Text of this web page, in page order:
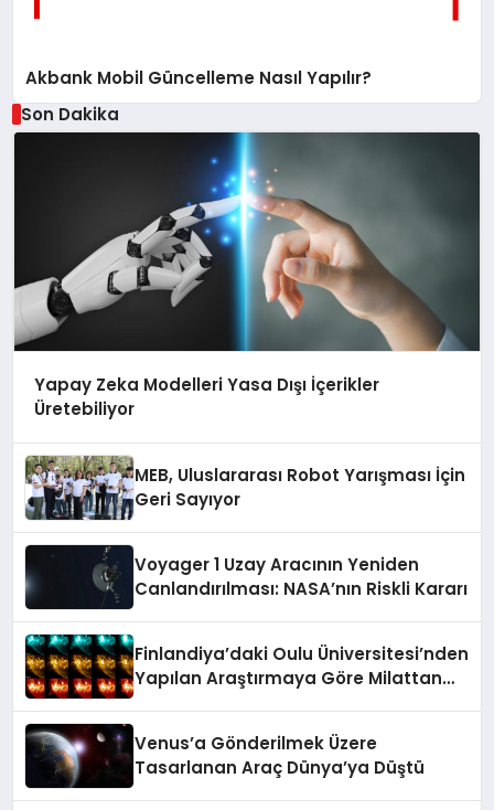
Akbank Mobil Güncelleme Nasıl Yapılır?
Son Dakika
Yapay Zeka Modelleri Yasa Dışı İçerikler
Üretebiliyor
MEB, Uluslararası Robot Yarışması İçin
Geri Sayıyor
Voyager 1 Uzay Aracının Yeniden
Canlandırılması: NASA’nın Riskli Kararı
Finlandiya’daki Oulu Üniversitesi’nden
Yapılan Araştırmaya Göre Milattan
Venus’a Gönderilmek Üzere
Tasarlanan Araç Dünya’ya Düştü